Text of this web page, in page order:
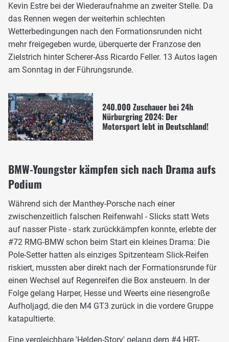
Kevin Estre bei der Wiederaufnahme an zweiter Stelle. Da
das Rennen wegen der weiterhin schlechten
Wetterbedingungen nach den Formationsrunden nicht
mehr freigegeben wurde, überquerte der Franzose den
Zielstrich hinter Scherer-Ass Ricardo Feller. 13 Autos lagen
am Sonntag in der Führungsrunde.
240.000 Zuschauer bei 24h
Nürburgring 2024: Der
Motorsport lebt in Deutschland!
BMW-Youngster kämpfen sich nach Drama aufs
Podium
Während sich der Manthey-Porsche nach einer
zwischenzeitlich falschen Reifenwahl - Slicks statt Wets
auf nasser Piste - stark zurückkämpfen konnte, erlebte der
#72 RMG-BMW schon beim Start ein kleines Drama: Die
Pole-Setter hatten als einziges Spitzenteam Slick-Reifen
riskiert, mussten aber direkt nach der Formationsrunde für
einen Wechsel auf Regenreifen die Box ansteuern. In der
Folge gelang Harper, Hesse und Weerts eine riesengroße
Aufholjagd, die den M4 GT3 zurück in die vordere Gruppe
katapultierte.
Eine vergleichbare 'Helden-Story' gelang dem #4 HRT-